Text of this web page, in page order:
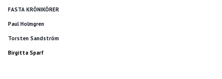
FASTA KRÖNIKÖRER
Paul Holmgren
Torsten Sandström
Birgitta Sparf